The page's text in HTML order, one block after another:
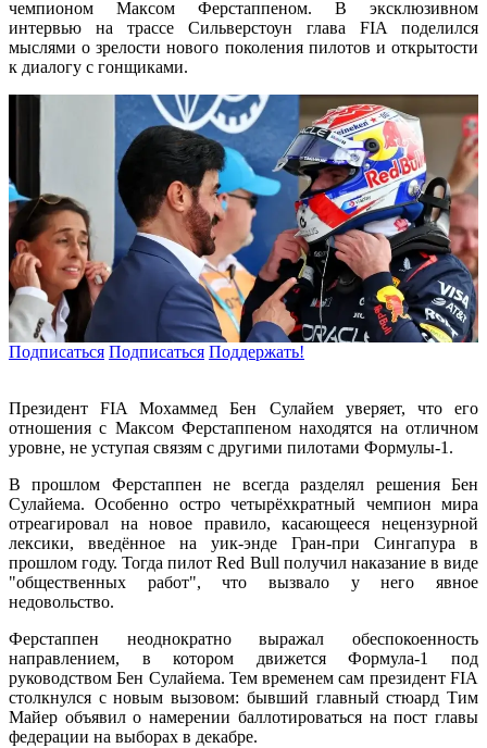
чемпионом Максом Ферстаппеном. В эксклюзивном
интервью на трассе Сильверстоун глава FIA поделился
мыслями о зрелости нового поколения пилотов и открытости
к диалогу с гонщиками.
Подписаться Подписаться Поддержать!
Президент FIA Мохаммед Бен Сулайем уверяет, что его
отношения с Максом Ферстаппеном находятся на отличном
уровне, не уступая связям с другими пилотами Формулы-1.
В прошлом Ферстаппен не всегда разделял решения Бен
Сулайема. Особенно остро четырёхкратный чемпион мира
отреагировал на новое правило, касающееся нецензурной
лексики, введённое на уик-энде Гран-при Сингапура в
прошлом году. Тогда пилот Red Bull получил наказание в виде
"общественных работ", что вызвало у него явное
недовольство.
Ферстаппен неоднократно выражал обеспокоенность
направлением, в котором движется Формула-1 под
руководством Бен Сулайема. Тем временем сам президент FIA
столкнулся с новым вызовом: бывший главный стюард Тим
Майер объявил о намерении баллотироваться на пост главы
федерации на выборах в декабре.